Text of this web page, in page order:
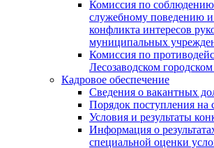
Комиссия по
служебному поведению
конфликта интересов
муниципальных
Комиссия по
Лесозаводском
Кадровое обеспечение
Сведения о вакантных
Порядок поступления на
Условия и результаты
Информация о
специальной оценки